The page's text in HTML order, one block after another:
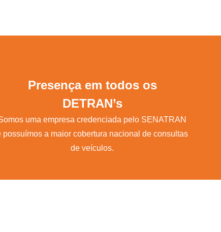
Presença em todos os
DETRAN’s
uma empresa credenciada pelo SENATRAN
possuímos a maior cobertura nacional de consultas
de veículos.